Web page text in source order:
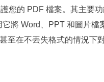
您的 PDF 檔案。其主要
將 Word、PPT 和圖片檔
至在不丟失格式的情況下